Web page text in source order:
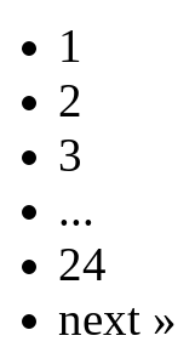
1
2
3
...
24
next »